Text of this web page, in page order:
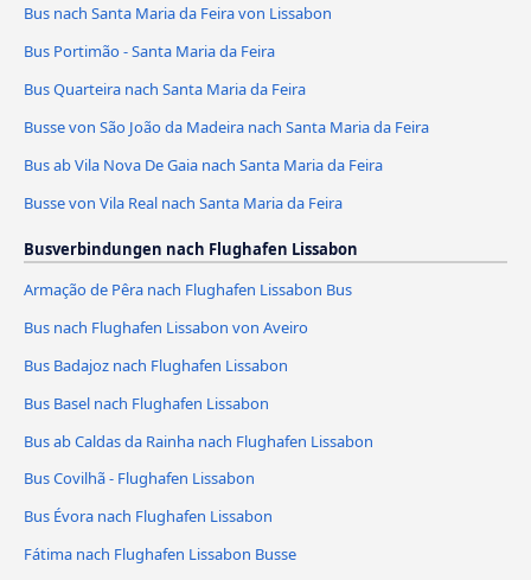
Bus nach Santa Maria da Feira von Lissabon
Bus Portimão - Santa Maria da Feira
Bus Quarteira nach Santa Maria da Feira
Busse von São João da Madeira nach Santa Maria da Feira
Bus ab Vila Nova De Gaia nach Santa Maria da Feira
Busse von Vila Real nach Santa Maria da Feira
Busverbindungen nach Flughafen Lissabon
Armação de Pêra nach Flughafen Lissabon Bus
Bus nach Flughafen Lissabon von Aveiro
Bus Badajoz nach Flughafen Lissabon
Bus Basel nach Flughafen Lissabon
Bus ab Caldas da Rainha nach Flughafen Lissabon
Bus Covilhã - Flughafen Lissabon
Bus Évora nach Flughafen Lissabon
Fátima nach Flughafen Lissabon Busse